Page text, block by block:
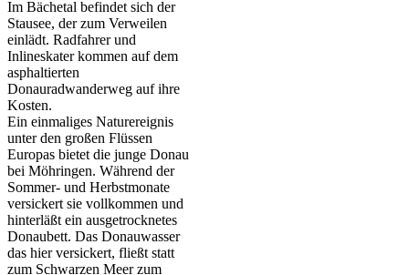
Im Bächetal befindet sich der
Stausee, der zum Verweilen
einlädt. Radfahrer und
Inlineskater kommen auf dem
asphaltierten
Donauradwanderweg auf ihre
Kosten.
Ein einmaliges Naturereignis
unter den großen Flüssen
Europas bietet die junge Donau
bei Möhringen. Während der
Sommer- und Herbstmonate
versickert sie vollkommen und
hinterläßt ein ausgetrocknetes
Donaubett. Das Donauwasser
das hier versickert, fließt statt
zum Schwarzen Meer zum